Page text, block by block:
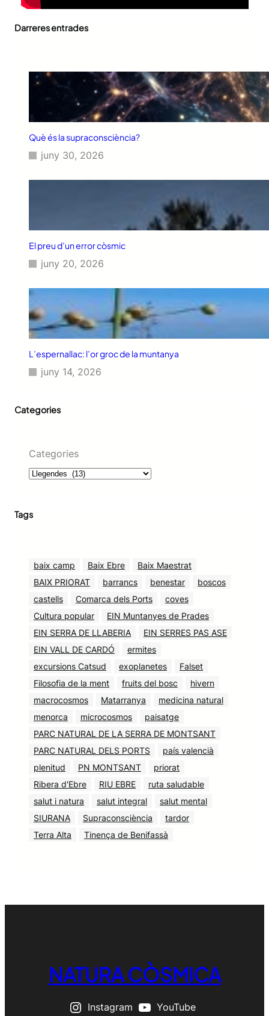
Darreres entrades
Què és la supraconsciència?
juny 30, 2026
El preu d’un error còsmic
juny 20, 2026
L’espernallac: l’or groc de la muntanya
juny 14, 2026
Categories
Categories
Tags
baix camp Baix Ebre
Baix Maestrat
BAIX PRIORAT
barrancs benestar
boscos
castells
Comarca dels Ports
coves
Cultura popular
EIN Muntanyes de Prades
EIN SERRA DE LLABERIA
EIN SERRES PAS ASE
EIN VALL DE CARDÓ
ermites
excursions Catsud
exoplanetes
Falset
Filosofia de la ment
fruits del bosc
hivern
macrocosmos
Matarranya
medicina natural
menorca
microcosmos
paisatge
PARC NATURAL DE LA SERRA DE MONTSANT
PARC NATURAL DELS PORTS
país valencià
plenitud
PN MONTSANT
priorat
Ribera d'Ebre
RIU EBRE
ruta saludable
salut i natura
salut integral
salut mental
SIURANA
Supraconsciència
tardor
Terra Alta
Tinença de Benifassà
NATURA CÒSMICA
Instagram YouTube